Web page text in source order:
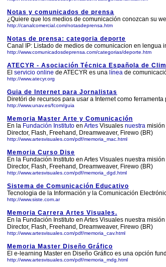
Notas y comunicados de prensa
¿Quiere que los medios de comunicación conozcan su
http://canalcomercial.com/notasdeprensa.htm
Notas de prensa: categoria deporte
Canal IP: Listado de medios de comunicacion en lengua
http://www.comunicadosdeprensa.com/categorias/deporte.htm
ATECYR - Asociación Técnica Española de
El servicio online de ATECYR es una línea de
http://www.atecyr.org
Guia de Internet para Jornalistas
Diretóri de recursos para usar a Internet como
http://www.unav.es/fcom/guia
Memoria Master Arte y Comunicación
En la Fundación Instituto en Artes Visuales nuestra
Director, Flash, Freehand, Dreamweaver, Firewo (BR)
http://www.artesvisuales.com/pdf/memoria_mac.html
Memoria Curso Dise
En la Fundación Instituto en Artes Visuales nuestra
Director, Flash, Freehand, Dreamweaver, Firewo (BR)
http://www.artesvisuales.com/pdf/memoria_dgd.html
Sistema de Comunicación Educativo
Tecnologia de la Información y la Comunicación
http://www.siste.com.ar
Memoria Carrera Artes Visuales.
En la Fundación Instituto en Artes Visuales nuestra
Director, Flash, Freehand, Dreamweaver, Firewo (BR)
http://www.artesvisuales.com/pdf/memoria_cav.html
Memoria Master Diseño Gráfico
El e-learning Master en Diseño Gráfico es una opción
http://www.artesvisuales.com/pdf/memoria_mdg.html